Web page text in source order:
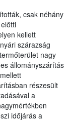
csak néhány
kellett
szárazság
nagy
állományszárítás
részesült
a
időjárás a